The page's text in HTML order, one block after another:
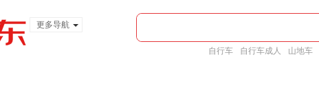
更多导航
自行车 自行车成人 山地车